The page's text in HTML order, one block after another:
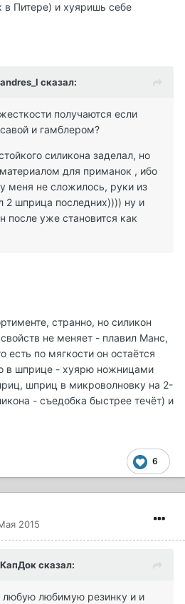
в Питере) и хуяришь себе
сказал:
получаются если
и гамблером?
силикона заделал, но
для приманок , ибо
меня не сложилось, руки из
шприца последних)))) ну и
после уже становится как
странно, но силикон
не меняет - плавил Манс,
есть по мягкости он остаётся
в шприце - хуярю ножницами
шприц в микроволновку на 2-
- съедобка быстрее течёт) и
6
2015
сказал:
любую любимую резинку и и